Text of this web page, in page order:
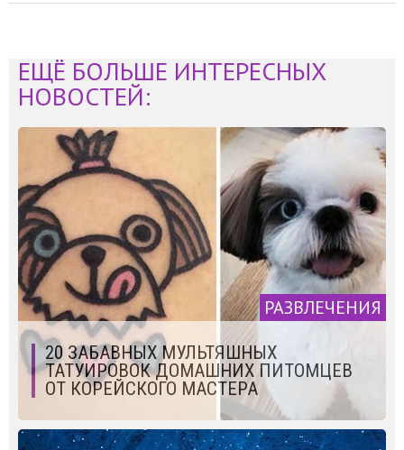
ЕЩЁ БОЛЬШЕ ИНТЕРЕСНЫХ
НОВОСТЕЙ:
РАЗВЛЕЧЕНИЯ
20 ЗАБАВНЫХ МУЛЬТЯШНЫХ
ТАТУИРОВОК ДОМАШНИХ ПИТОМЦЕВ
ОТ КОРЕЙСКОГО МАСТЕРА